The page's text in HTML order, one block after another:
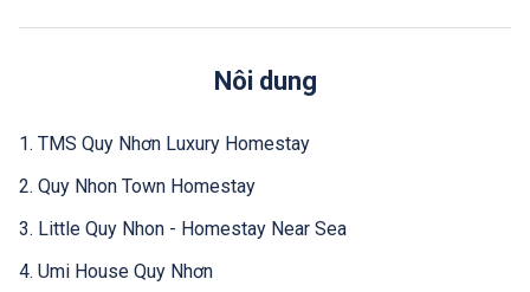
Nôi dung
1. TMS Quy Nhơn Luxury Homestay
2. Quy Nhon Town Homestay
3. Little Quy Nhon - Homestay Near Sea
4. Umi House Quy Nhơn